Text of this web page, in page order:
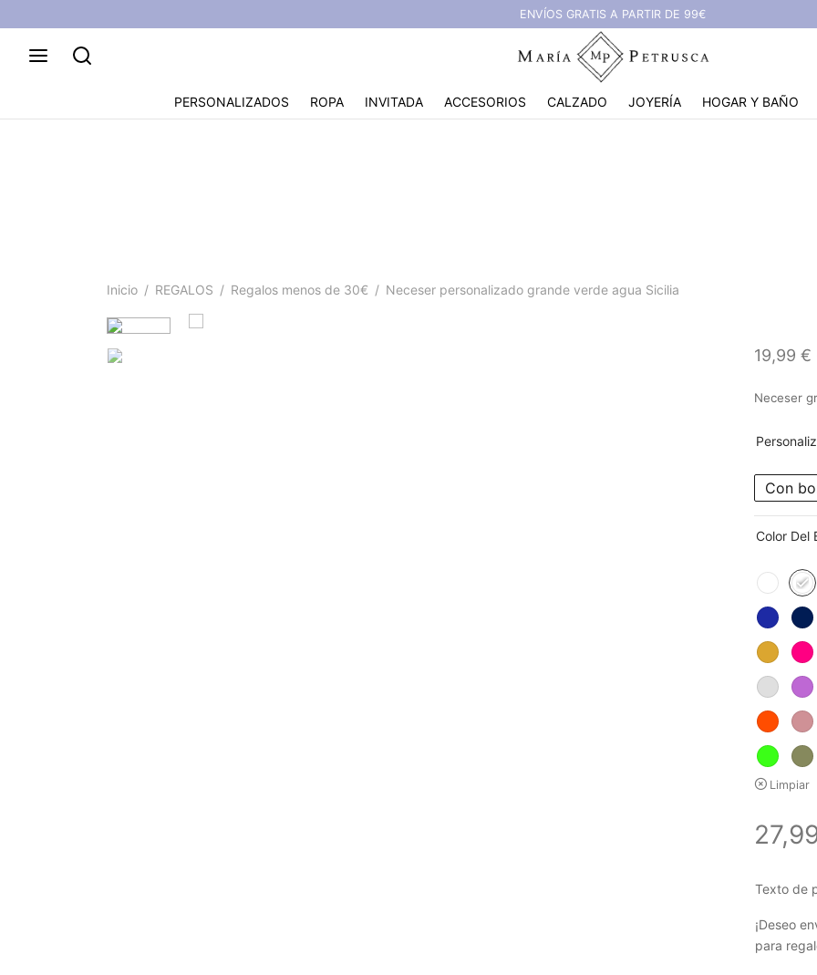
ENVÍOS GRATIS A PARTIR DE 99€
PERSONALIZADOS ROPA INVITADA ACCESORIOS CALZADO JOYERÍA HOGAR Y BAÑO
Inicio / REGALOS / Regalos menos de 30€ / Neceser personalizado grande verde agua Sicilia
19,99 €
Neceser
Con
Color Del
Limpiar
Texto de
¡Deseo
para